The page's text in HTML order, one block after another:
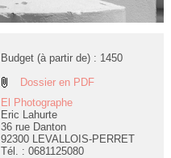
Budget (à partir de) : 1450
Dossier en PDF
El Photographe
Eric Lahurte
36 rue Danton
92300 LEVALLOIS-PERRET
Tél. : 0681125080